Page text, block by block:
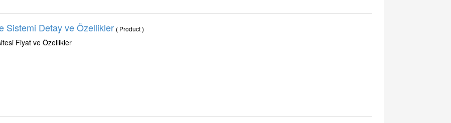
Sistemi Detay ve Özellikler ( Product )
Fiyat ve Özellikler